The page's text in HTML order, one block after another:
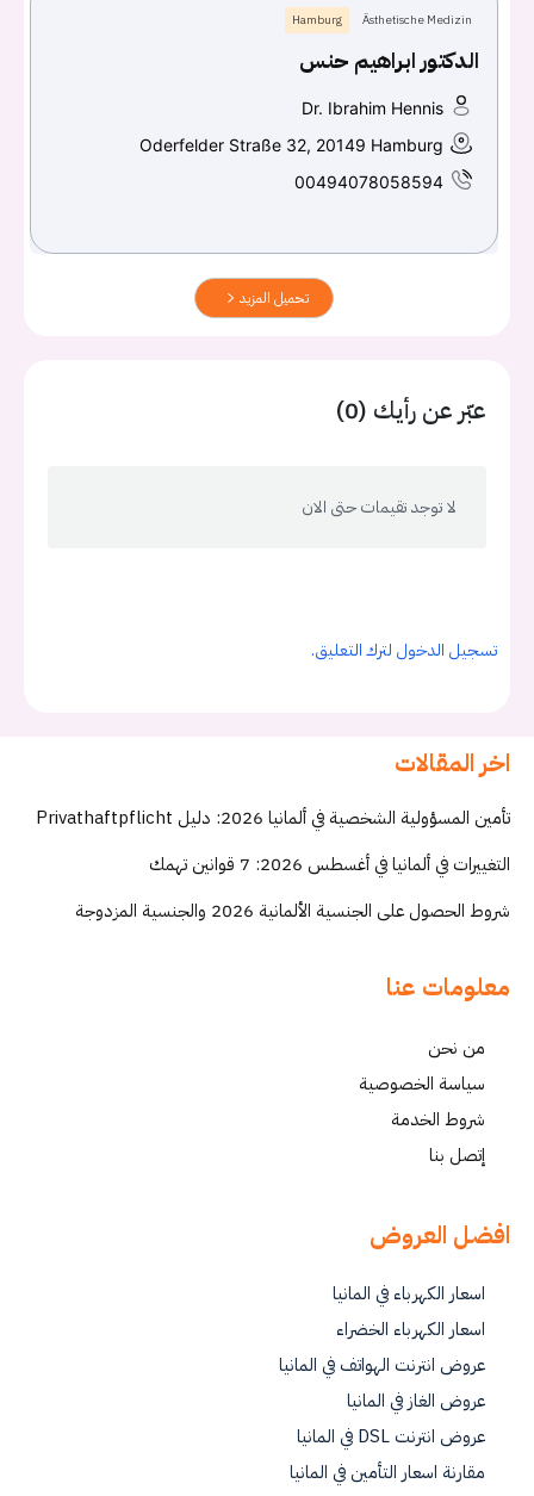
Ästhetische Medizin
Hamburg
الدكتور ابراهيم حنس
Dr. Ibrahim Hennis
Oderfelder Straße 32, 20149 Hamburg
00494078058594
تحميل المزيد
عبّر عن رأيك (0)
لا توجد تقيمات حتى الان
تسجيل الدخول لترك التعليق.
اخر المقالات
تأمين المسؤولية الشخصية في ألمانيا 2026: دليل Privathaftpflicht
التغييرات في ألمانيا في أغسطس 2026: 7 قوانين تهمك
شروط الحصول على الجنسية الألمانية 2026 والجنسية المزدوجة
معلومات عنا
من نحن
سياسة الخصوصية
شروط الخدمة
إتصل بنا
افضل العروض
اسعار الكهرباء في المانيا
اسعار الكهرباء الخضراء
عروض انترنت الهواتف في المانيا
عروض الغاز في المانيا
عروض انترنت DSL في المانيا
مقارنة اسعار التأمين في المانيا